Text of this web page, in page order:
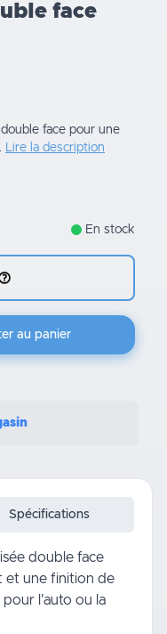
face
face pour une
Lire la description
En stock
au panier
Spécifications
double face
et une finition de
pour l'auto ou la